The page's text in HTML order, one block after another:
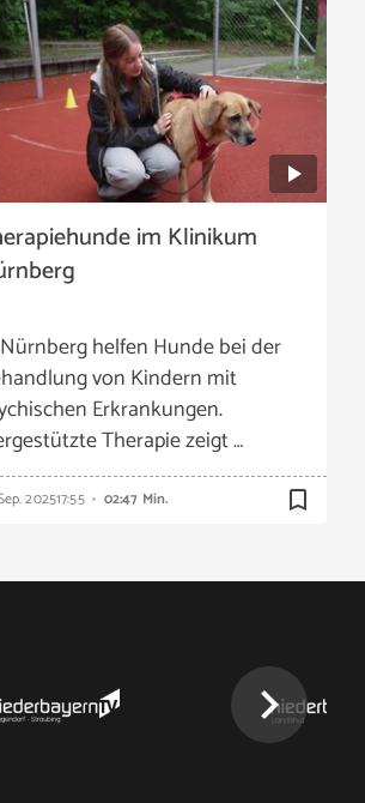
im Klinikum
helfen Hunde bei der
von Kindern mit
Erkrankungen.
Therapie zeigt …
202517:55 02:47 Min. bookmark_border
chevron_right